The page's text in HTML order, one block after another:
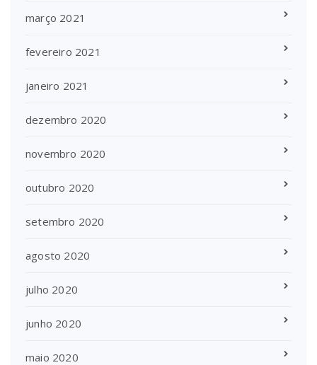
março 2021
fevereiro 2021
janeiro 2021
dezembro 2020
novembro 2020
outubro 2020
setembro 2020
agosto 2020
julho 2020
junho 2020
maio 2020